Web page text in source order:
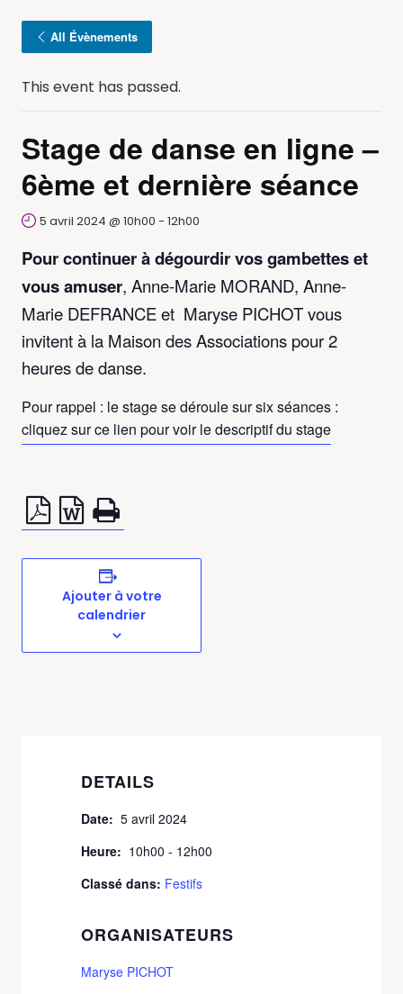
All Évènements
This event has passed.
Stage de danse en ligne –
6ème et dernière séance
5 avril 2024 @ 10h00 - 12h00
Pour continuer à dégourdir vos gambettes et
vous amuser, Anne-Marie MORAND, Anne-
Marie DEFRANCEet Maryse PICHOT vous
invitentà la Maison des Associations pour 2
heures de danse.
Pour rappel : le stage se déroule sur six séances :
cliquez sur ce lien pour voir le descriptif du stage
Ajouter à votre
calendrier
DETAILS
Date: 5 avril 2024
Heure: 10h00 - 12h00
Classé dans: Festifs
ORGANISATEURS
Maryse PICHOT